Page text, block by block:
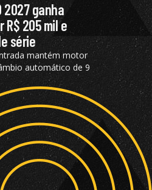
2027 ganha
R$ 205 mil e
série
mantém motor
automático de 9
tração 4×4